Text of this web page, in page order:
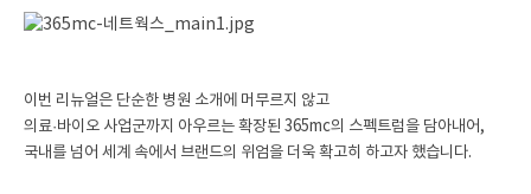
이번 리뉴얼은 단순한 병원 소개에 머무르지 않고
의료·바이오 사업군까지 아우르는 확장된 365mc의 스펙트럼을 담아내어,
국내를 넘어 세계 속에서 브랜드의 위엄을 더욱 확고히 하고자 했습니다.